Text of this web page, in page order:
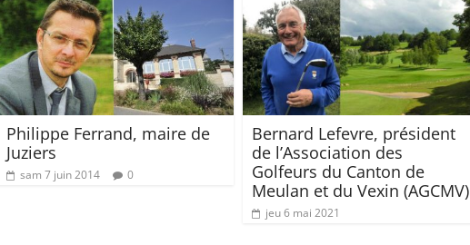
Philippe Ferrand, maire de
Juziers
sam 7 juin 2014 0
Bernard Lefevre, président
de l’Association des
Golfeurs du Canton de
Meulan et du Vexin (AGCMV)
jeu 6 mai 2021